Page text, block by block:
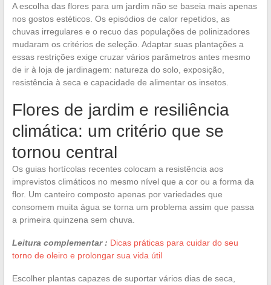
A escolha das flores para um jardim não se baseia mais apenas
nos gostos estéticos. Os episódios de calor repetidos, as
chuvas irregulares e o recuo das populações de polinizadores
mudaram os critérios de seleção. Adaptar suas plantações a
essas restrições exige cruzar vários parâmetros antes mesmo
de ir à loja de jardinagem: natureza do solo, exposição,
resistência à seca e capacidade de alimentar os insetos.
Flores de jardim e resiliência
climática: um critério que se
tornou central
Os guias hortícolas recentes colocam a resistência aos
imprevistos climáticos no mesmo nível que a cor ou a forma da
flor. Um canteiro composto apenas por variedades que
consomem muita água se torna um problema assim que passa
a primeira quinzena sem chuva.
Leitura complementar : Dicas práticas para cuidar do seu
torno de oleiro e prolongar sua vida útil
Escolher plantas capazes de suportar vários dias de seca,